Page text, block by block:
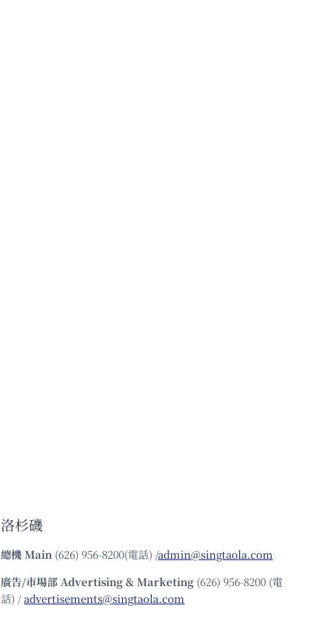
洛杉磯
總機Main (626) 956-8200(電話) /admin@singtaola.com
廣告/市場部Advertising & Marketing (626) 956-8200 (電
話) /advertisements@singtaola.com